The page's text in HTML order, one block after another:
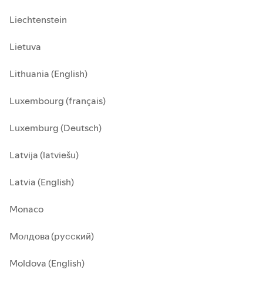
Liechtenstein
Lietuva
Lithuania (English)
Luxembourg (français)
Luxemburg (Deutsch)
Latvija (latviešu)
Latvia (English)
Monaco
Молдова (русский)
Moldova (English)